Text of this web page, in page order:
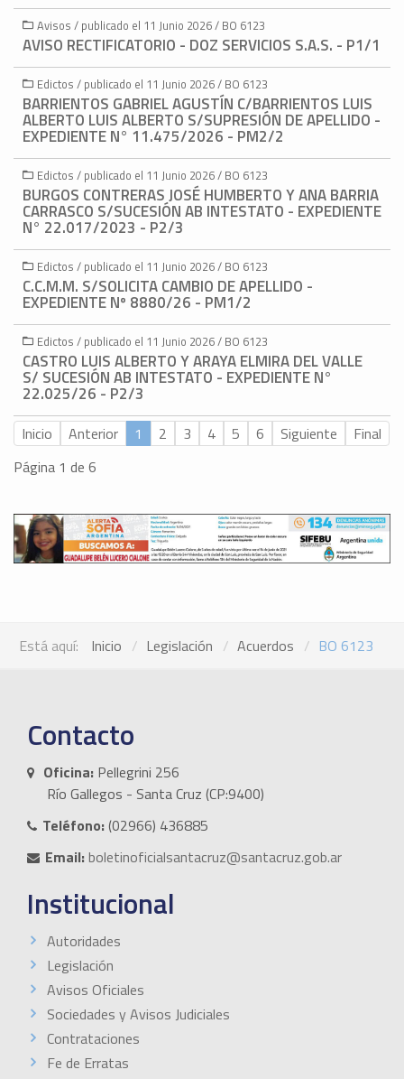
Avisos / publicado el 11 Junio 2026 / BO 6123
AVISO RECTIFICATORIO - DOZ SERVICIOS S.A.S. - P1/1
Edictos / publicado el 11 Junio 2026 / BO 6123
BARRIENTOS GABRIEL AGUSTÍN C/BARRIENTOS LUIS
ALBERTO LUIS ALBERTO S/SUPRESIÓN DE APELLIDO -
EXPEDIENTE N° 11.475/2026 - PM2/2
Edictos / publicado el 11 Junio 2026 / BO 6123
BURGOS CONTRERAS JOSÉ HUMBERTO Y ANA BARRIA
CARRASCO S/SUCESIÓN AB INTESTATO - EXPEDIENTE
N° 22.017/2023 - P2/3
Edictos / publicado el 11 Junio 2026 / BO 6123
C.C.M.M. S/SOLICITA CAMBIO DE APELLIDO -
EXPEDIENTE Nº 8880/26 - PM1/2
Edictos / publicado el 11 Junio 2026 / BO 6123
CASTRO LUIS ALBERTO Y ARAYA ELMIRA DEL VALLE
S/ SUCESIÓN AB INTESTATO - EXPEDIENTE N°
22.025/26 - P2/3
Inicio Anterior 1 2 3 4 5 6 Siguiente
Final
Página 1 de 6
Está aquí: Inicio Legislación Acuerdos BO 6123
Contacto
Oficina: Pellegrini 256
Río Gallegos - Santa Cruz (CP:9400)
Teléfono:(02966) 436885
Email:boletinoficialsantacruz@santacruz.gob.ar
Institucional
Autoridades
Legislación
Avisos Oficiales
Sociedades y Avisos Judiciales
Contrataciones
Fe de Erratas